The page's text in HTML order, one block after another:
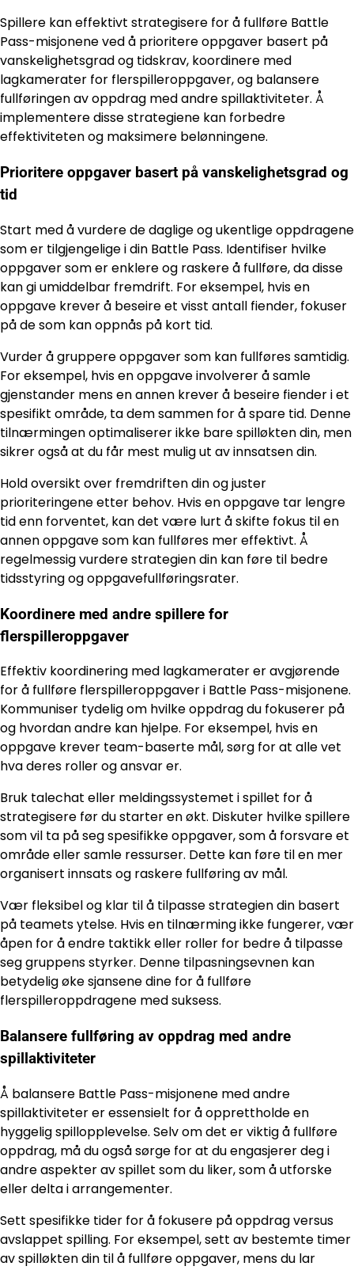
Spillere kan effektivt strategisere for å fullføre Battle
Pass-misjonene ved å prioritere oppgaver basert på
vanskelighetsgrad og tidskrav, koordinere med
lagkamerater for flerspilleroppgaver, og balansere
fullføringen av oppdrag med andre spillaktiviteter. Å
implementere disse strategiene kan forbedre
effektiviteten og maksimere belønningene.
Prioritere oppgaver basert på vanskelighetsgrad og
tid
Start med å vurdere de daglige og ukentlige oppdragene
som er tilgjengelige i din Battle Pass. Identifiser hvilke
oppgaver som er enklere og raskere å fullføre, da disse
kan gi umiddelbar fremdrift. For eksempel, hvis en
oppgave krever å beseire et visst antall fiender, fokuser
på de som kan oppnås på kort tid.
Vurder å gruppere oppgaver som kan fullføres samtidig.
For eksempel, hvis en oppgave involverer å samle
gjenstander mens en annen krever å beseire fiender i et
spesifikt område, ta dem sammen for å spare tid. Denne
tilnærmingen optimaliserer ikke bare spilløkten din, men
sikrer også at du får mest mulig ut av innsatsen din.
Hold oversikt over fremdriften din og juster
prioriteringene etter behov. Hvis en oppgave tar lengre
tid enn forventet, kan det være lurt å skifte fokus til en
annen oppgave som kan fullføres mer effektivt. Å
regelmessig vurdere strategien din kan føre til bedre
tidsstyring og oppgavefullføringsrater.
Koordinere med andre spillere for
flerspilleroppgaver
Effektiv koordinering med lagkamerater er avgjørende
for å fullføre flerspilleroppgaver i Battle Pass-misjonene.
Kommuniser tydelig om hvilke oppdrag du fokuserer på
og hvordan andre kan hjelpe. For eksempel, hvis en
oppgave krever team-baserte mål, sørg for at alle vet
hva deres roller og ansvar er.
Bruk talechat eller meldingssystemet i spillet for å
strategisere før du starter en økt. Diskuter hvilke spillere
som vil ta på seg spesifikke oppgaver, som å forsvare et
område eller samle ressurser. Dette kan føre til en mer
organisert innsats og raskere fullføring av mål.
Vær fleksibel og klar til å tilpasse strategien din basert
på teamets ytelse. Hvis en tilnærming ikke fungerer, vær
åpen for å endre taktikk eller roller for bedre å tilpasse
seg gruppens styrker. Denne tilpasningsevnen kan
betydelig øke sjansene dine for å fullføre
flerspilleroppdragene med suksess.
Balansere fullføring av oppdrag med andre
spillaktiviteter
Å balansere Battle Pass-misjonene med andre
spillaktiviteter er essensielt for å opprettholde en
hyggelig spillopplevelse. Selv om det er viktig å fullføre
oppdrag, må du også sørge for at du engasjerer deg i
andre aspekter av spillet som du liker, som å utforske
eller delta i arrangementer.
Sett spesifikke tider for å fokusere på oppdrag versus
avslappet spilling. For eksempel, sett av bestemte timer
av spilløkten din til å fullføre oppgaver, mens du lar